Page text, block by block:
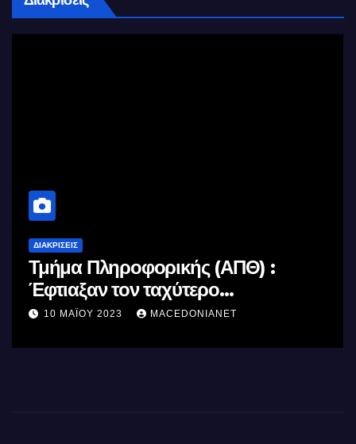
ΔΙΑΚΡΊΣΕΙΣ
Κορακάκη: Στην Κορυφή του
Κόσμου
8 ΔΕΚΕΜΒΡΊΟΥ 2022 MACEDONIANET